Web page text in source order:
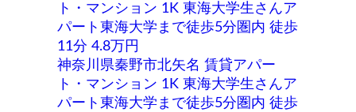
ト・マンション 1K 東海大学生さんア
パート東海大学まで徒歩5分圏内 徒歩
11分 4.8万円
神奈川県秦野市北矢名 賃貸アパー
ト・マンション 1K 東海大学生さんア
パート東海大学まで徒歩5分圏内 徒歩